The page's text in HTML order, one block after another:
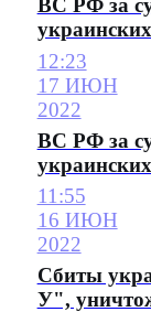
ВС РФ за
12:23
17 ИЮН
2022
ВС РФ за
11:55
16 ИЮН
2022
Сбиты
У",